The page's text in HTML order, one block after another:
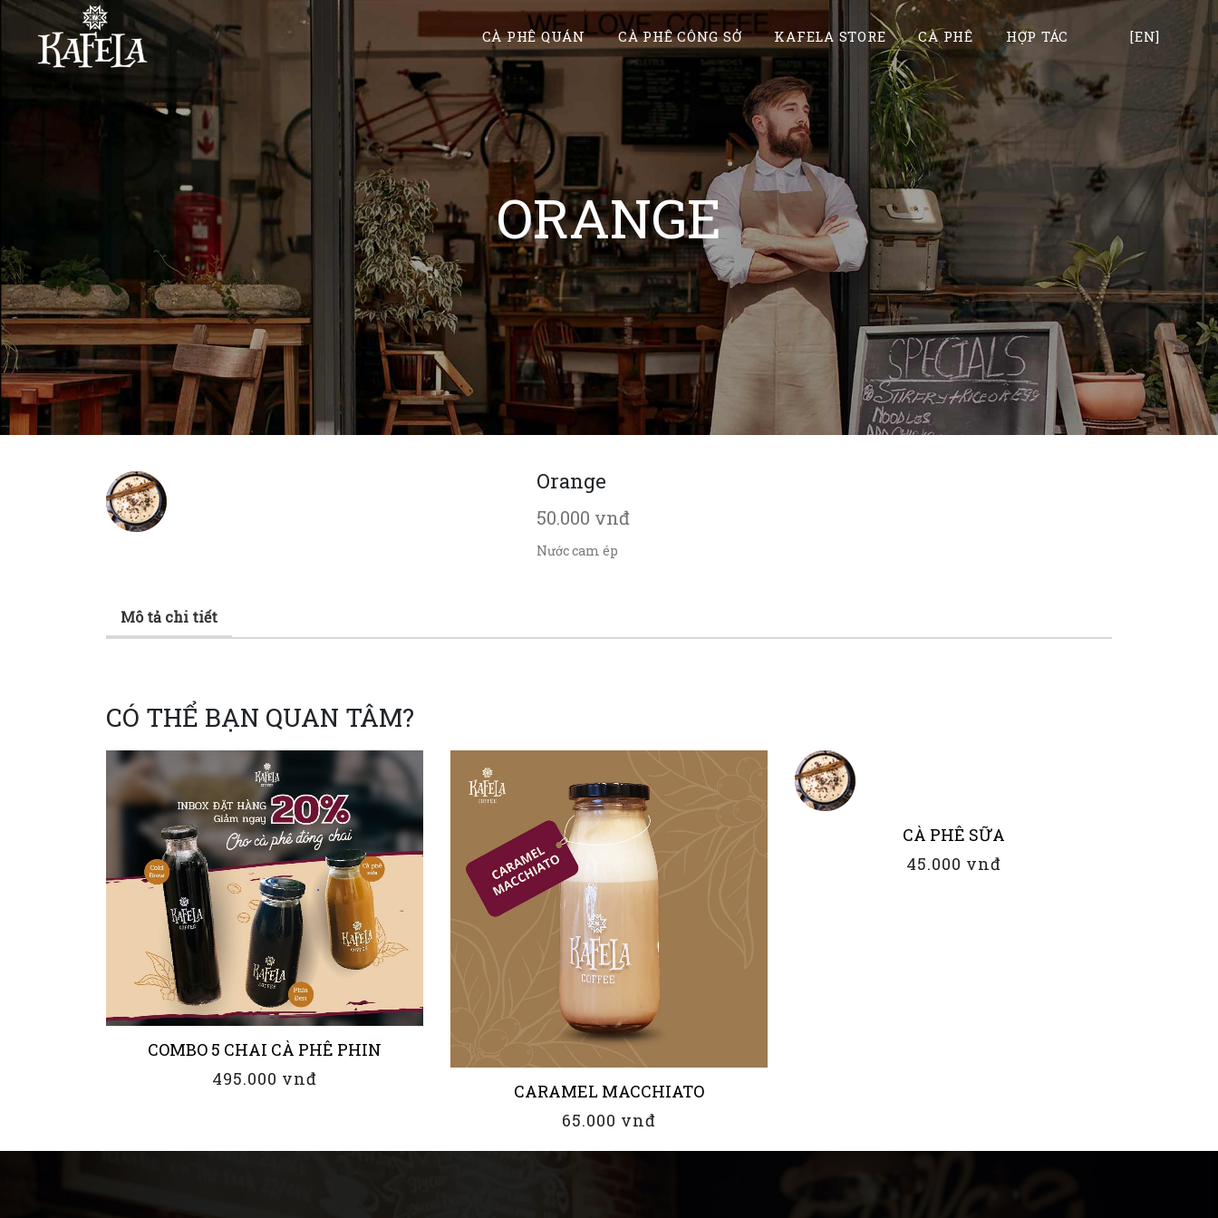
CÀ PHÊ QUÁN CÀ PHÊ CÔNG SỞ KAFELA STORE CÀ PHÊ HỢP TÁC [EN]
ORANGE
Orange
50.000 vnđ
Nước cam ép
Mô tả chi tiết
CÓ THỂ BẠN QUAN TÂM?
COMBO 5 CHAI CÀ PHÊ PHIN
495.000 vnđ
CARAMEL MACCHIATO
65.000 vnđ
CÀ PHÊ SỮA
45.000 vnđ